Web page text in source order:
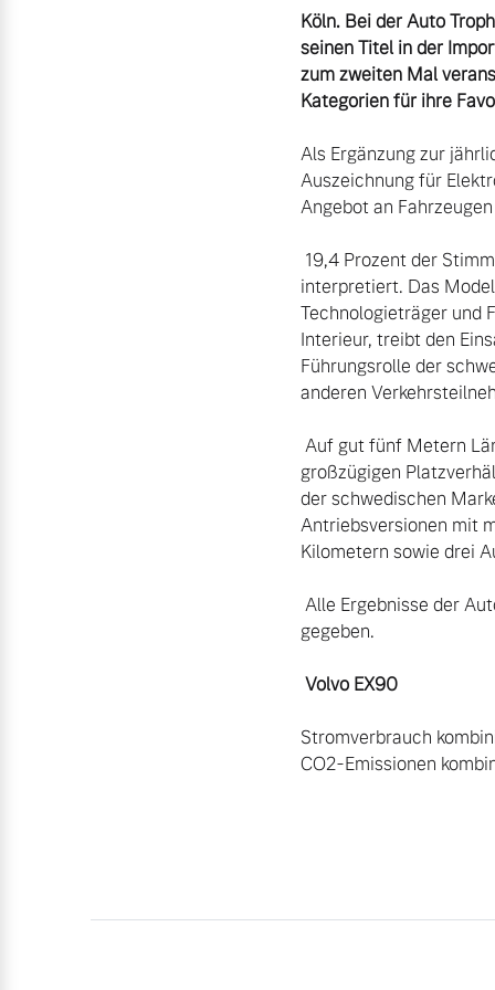
Aktuelle Zubehörangebote
Aktuelle Serviceangebote
Köln. Bei der Auto
seinen Titel in der
zum zweiten Mal
Kategorien für ihre
Als Ergänzung zur
Auszeichnung für
Angebot an
interpretiert. Das
Technologieträger und
Interieur, treibt den
Führungsrolle der
anderen
großzügigen
der schwedischen
Antriebsversionen mit
Kilometern sowie drei
gegeben.
Volvo EX90
Stromverbrauch
CO2-Emissionen